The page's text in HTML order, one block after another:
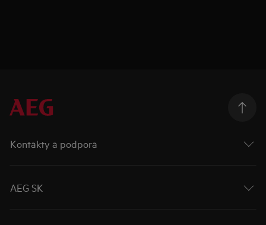
Kontakty a podpora
AEG SK